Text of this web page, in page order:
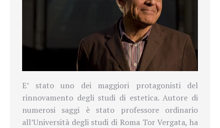
E’ stato uno dei maggiori protagonisti del
rinnovamento degli studi di estetica. Autore di
numerosi saggi è stato professore ordinario
all’Università degli studi di Roma Tor Vergata, ha